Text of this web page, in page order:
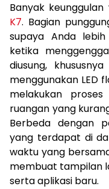
Banyak
K7. Bagian
supaya Anda
ketika
diusung,
menggunakan LED
melakukan
ruangan yang
Berbeda dengan
yang terdapat di
waktu yang
membuat tampilan
serta aplikasi baru.